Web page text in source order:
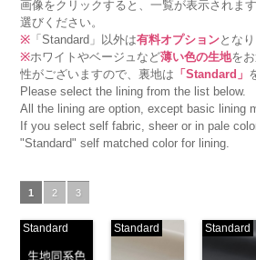
画像をクリックすると、一覧が表示されま
選びください。
※ 「Standard」以外は有料オプションとなり
※ホワイトやベージュなど薄い色の生地を
性がございますので、裏地は 「Standard」
Please select the lining from the list below.
All the lining are option, except basic lining
If you select self fabric, sheer or in pale
"Standard" self matched color for lining.
1 2 3
Standard Standard Standard